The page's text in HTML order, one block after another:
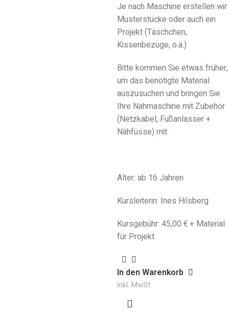
Je nach Maschine erstellen wir
Musterstücke oder auch ein
Projekt (Täschchen,
Kissenbezuge, o.ä.)
Bitte kommen Sie etwas früher,
um das benötigte Material
auszusuchen und bringen Sie
Ihre Nähmaschine mit Zubehör
(Netzkabel, Fußanlasser +
Nähfüsse) mit.
Alter: ab 16 Jahren
Kursleiterin: Ines Hilsberg
Kursgebühr: 45,00 € + Material
für Projekt
In den Warenkorb
inkl. MwSt.